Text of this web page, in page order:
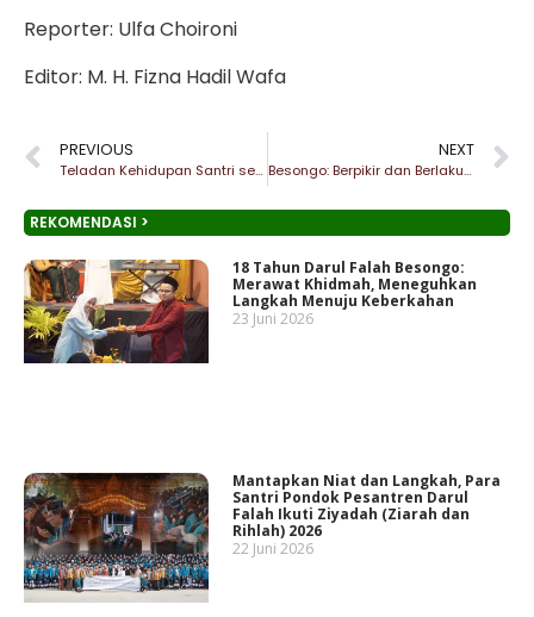
Reporter: Ulfa Choironi
Editor: M. H. Fizna Hadil Wafa
PREVIOUS
Teladan Kehidupan Santri sebagai Wujud Pencegahan COVID-19
NEXT
Besongo: Berpikir dan Berlaku Aswaja
REKOMENDASI >
18 Tahun Darul Falah Besongo:
Merawat Khidmah, Meneguhkan
Langkah Menuju Keberkahan
23 Juni 2026
Mantapkan Niat dan Langkah, Para
Santri Pondok Pesantren Darul
Falah Ikuti Ziyadah (Ziarah dan
Rihlah) 2026
22 Juni 2026